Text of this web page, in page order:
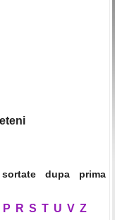
dupa prima
P R S T U V Z